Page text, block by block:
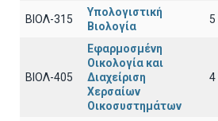
ΒΙΟΛ-315
Υπολογιστική
Βιολογία
5
ΒΙΟΛ-405
Εφαρμοσμένη
Οικολογία και
Διαχείριση
Χερσαίων
Οικοσυστημάτων
4